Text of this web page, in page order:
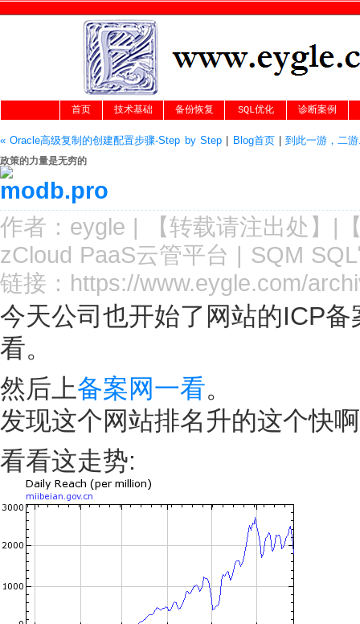
首页 技术基础 备份恢复 SQL优化 诊断案例
« Oracle高级复制的创建配置步骤-Step by Step| Blog首页|到此一游，二
政策的力量是无穷的
作者： eygle | 【转载请注出处 】|
zCloud PaaS云管平台 | SQM
链接： https://www.eygle.com/
今天公司也开始了网站的ICP
看。
然后上备案网一看。
发现这个网站排名升的这个快
看看这走势: